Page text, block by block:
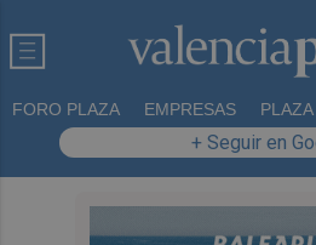
FORO PLAZA EMPRESAS
+ Seguir en